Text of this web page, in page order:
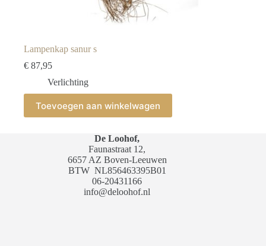
Lampenkap sanur s
€ 87,95
Verlichting
Toevoegen aan winkelwagen
De Loohof,
Faunastraat 12,
6657 AZ Boven-Leeuwen
BTW NL856463395B01
06-20431166
info@deloohof.nl